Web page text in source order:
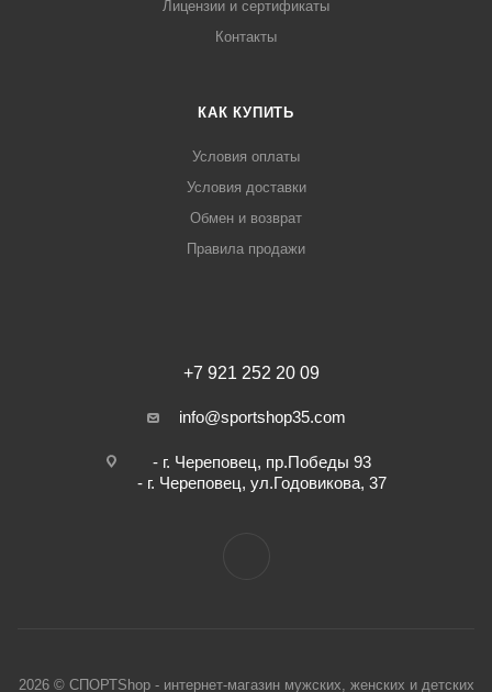
Лицензии и сертификаты
Контакты
КАК КУПИТЬ
Условия оплаты
Условия доставки
Обмен и возврат
Правила продажи
+7 921 252 20 09
info@sportshop35.com
- г. Череповец, пр.Победы 93
- г. Череповец, ул.Годовикова, 37
2026 © СПОРТShop - интернет-магазин мужских, женских и детских